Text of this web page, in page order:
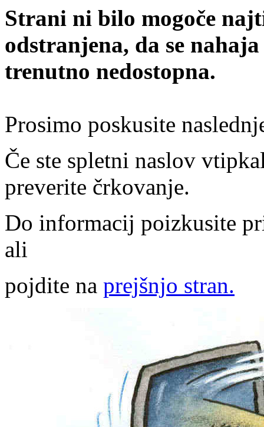
Strani ni bilo mogoče
odstranjena, da se
trenutno nedostopna.
Prosimo poskusite
Če ste spletni naslov
preverite črkovanje.
Do informacij poizkusite
ali
pojdite na prejšnjo stran.